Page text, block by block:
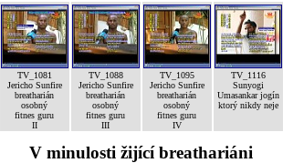
TV_1081
Jericho Sunfire
breatharián
osobný
fitnes guru
II
TV_1088
Jericho Sunfire
breatharián
osobný
fitnes guru
III
TV_1095
Jericho Sunfire
breatharián
osobný
fitnes guru
IV
TV_1116
Sunyogi
Umasankar jogín
ktorý nikdy neje
V minulosti žijící breathariáni